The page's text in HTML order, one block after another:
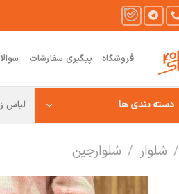
فروشگاه پیگیری سفارشات
دسته بندی ها لباس
/ شلوار / شلوارجین